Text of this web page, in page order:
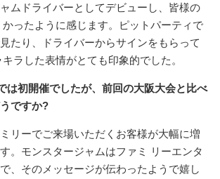
ムドライバーとしてデビューし、皆様の
ったように感じます。ピットパーティで
たり、ドライバーからサインをもらって
ラした表情がとても印象的でした。
は初開催でしたが、前回の大阪大会と比べ
ですか?
リーでご来場いただくお客様が大幅に増
。モンスタージャムはファミ リーエンタ
、そのメッセージが伝わったようで嬉し